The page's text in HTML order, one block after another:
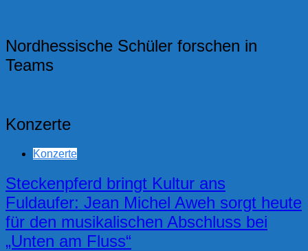
Nordhessische Schüler forschen in
Teams
Konzerte
Konzerte
Steckenpferd bringt Kultur ans
Fuldaufer: Jean Michel Aweh sorgt heute
für den musikalischen Abschluss bei
„Unten am Fluss“